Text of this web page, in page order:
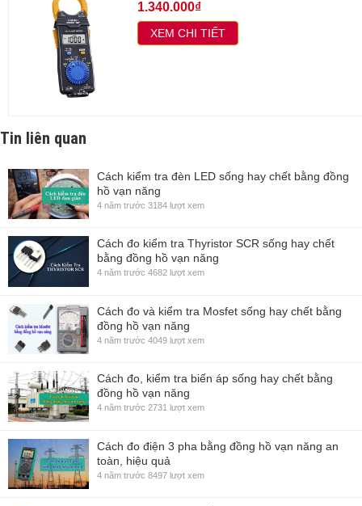
1.340.000₫
XEM CHI TIẾT
Tin liên quan
Cách kiểm tra đèn LED sống hay chết bằng đồng
hồ vạn năng
4 năm trước 3184 lượt xem
Cách đo kiểm tra Thyristor SCR sống hay chết
bằng đồng hồ vạn năng
4 năm trước 4682 lượt xem
Cách đo và kiểm tra Mosfet sống hay chết bằng
đồng hồ vạn năng
4 năm trước 4049 lượt xem
Cách đo, kiểm tra biến áp sống hay chết bằng
đồng hồ vạn năng
4 năm trước 2731 lượt xem
Cách đo điện 3 pha bằng đồng hồ vạn năng an
toàn, hiệu quả
4 năm trước 8497 lượt xem